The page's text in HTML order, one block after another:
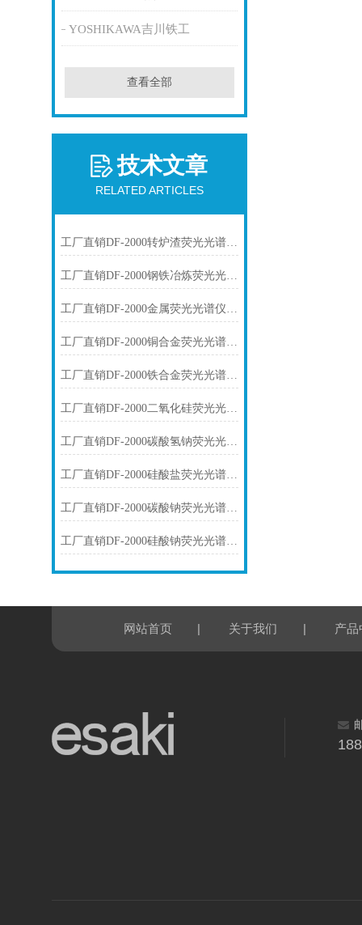
YOSHIKAWA吉川铁工
查看全部
技术文章
RELATED ARTICLES
工厂直销DF-2000转炉渣荧光光谱仪技术参数
工厂直销DF-2000钢铁冶炼荧光光谱仪技术参数
工厂直销DF-2000金属荧光光谱仪技术参数
工厂直销DF-2000铜合金荧光光谱仪技术参数
工厂直销DF-2000铁合金荧光光谱仪技术参数
工厂直销DF-2000二氧化硅荧光光谱仪技术参数
工厂直销DF-2000碳酸氢钠荧光光谱仪技术参数
工厂直销DF-2000硅酸盐荧光光谱仪技术参数
工厂直销DF-2000碳酸钠荧光光谱仪技术参数
工厂直销DF-2000硅酸钠荧光光谱仪技术参数
网站首页 | 关于我们 | 产品